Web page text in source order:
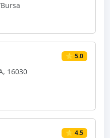
⭐ 5.0
16030
⭐ 4.5